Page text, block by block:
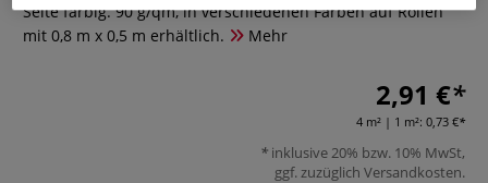
Seite farbig. 90 g/qm, in verschiedenen Farben auf Rollen
mit 0,8 m x 0,5 m erhältlich.
Mehr
2,91 €
4 m² | 1 m²: 0,73 €
inklusive 20% bzw. 10% MwSt,
ggf. zuzüglich Versandkosten.